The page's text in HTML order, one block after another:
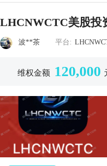
LHCNWCTC美股投
波**茶 平台:
维权金额 120,000